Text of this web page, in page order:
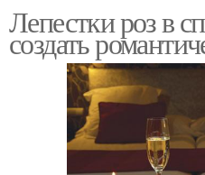
Лепестки роз в
создать